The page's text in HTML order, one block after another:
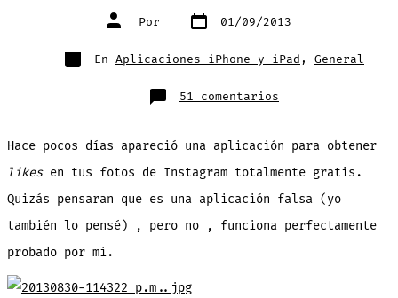
Autor
de Por Fecha
de 01/09/2013
Categorías
En Aplicaciones iPhone y iPad , General
51 comentarios
«1000Likes»
tener
likes
en
tus
fotos
instagram.
Hace pocos días apareció una aplicación para obtener
likesen tus fotos de Instagram totalmente gratis.
Quizás pensaran que es una aplicación falsa (yo
también lo pensé) , pero no , funciona perfectamente
probado por mi.